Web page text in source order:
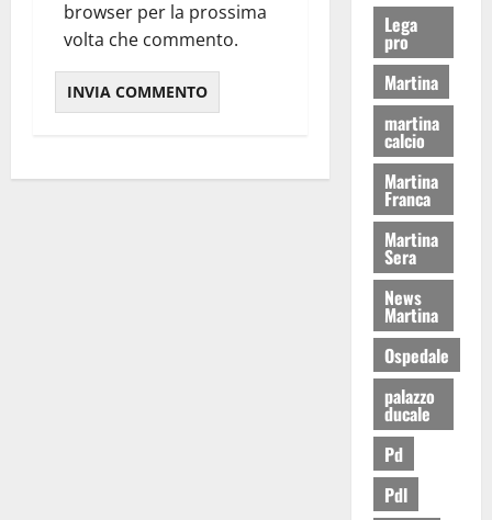
browser per la prossima
volta che commento.
Lega
pro
Martina
martina
calcio
Martina
Franca
Martina
Sera
News
Martina
Ospedale
palazzo
ducale
Pd
Pdl